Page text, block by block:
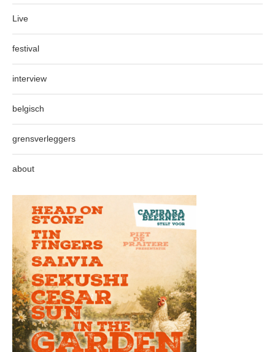
Live
festival
interview
belgisch
grensverleggers
about